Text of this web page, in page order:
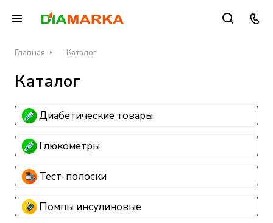
Главная Каталог
Каталог
Диабетические товары
Глюкометры
Тест-полоски
Помпы инсулиновые